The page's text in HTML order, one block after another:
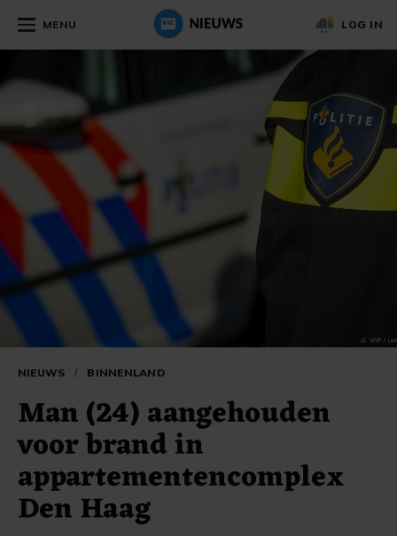
MENU LOG IN
NIEUWS / BINNENLAND
Man (24) aangehouden
voor brand in
appartementencomplex
Den Haag